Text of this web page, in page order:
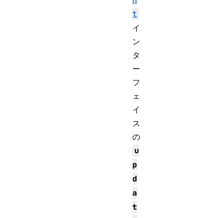
t
イ
ン
タ
ー
フ
ェ
イ
ス
の
u
p
d
a
t